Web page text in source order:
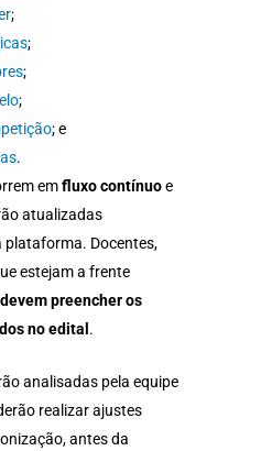
;
;
;
;
; e
.
emfluxo contínuoe
atualizadas
plataforma. Docentes,
estejam a frente
preencher os
no edital .
analisadas pela equipe
realizar ajustes
antes da